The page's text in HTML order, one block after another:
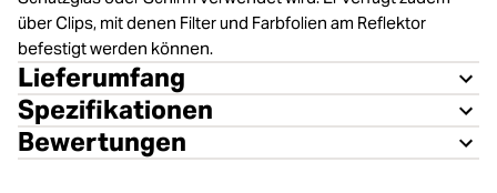
über Clips, mit denen Filter und Farbfolien am Reflektor
befestigt werden können.
Lieferumfang
Spezifikationen
Bewertungen